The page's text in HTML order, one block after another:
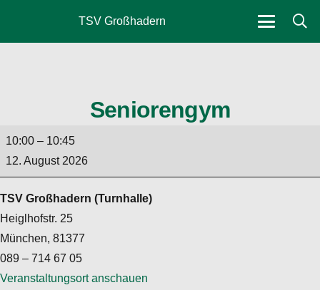
TSV Großhadern
Seniorengym
Seniorengym
10:00 – 10:45
12. August 2026
TSV Großhadern (Turnhalle)
Heiglhofstr. 25
München, 81377
089 – 714 67 05
Veranstaltungsort anschauen